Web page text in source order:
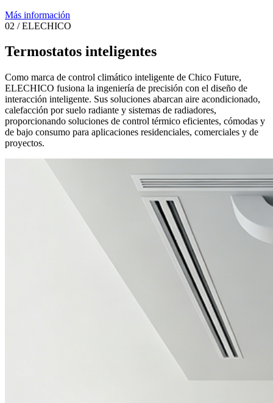
Más información
02 / ELECHICO
Termostatos inteligentes
Como marca de control climático inteligente de Chico Future,
ELECHICO fusiona la ingeniería de precisión con el diseño de
interacción inteligente. Sus soluciones abarcan aire acondicionado,
calefacción por suelo radiante y sistemas de radiadores,
proporcionando soluciones de control térmico eficientes, cómodas y
de bajo consumo para aplicaciones residenciales, comerciales y de
proyectos.